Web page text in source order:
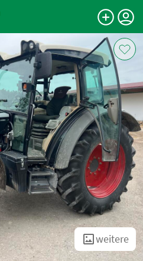
weitere